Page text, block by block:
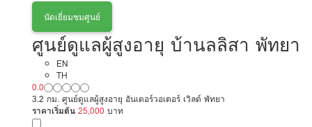
นัดเยี่ยมชมศูนย์
ศูนย์ดูแลผู้สูงอายุ บ้านลลิสา พัทยา
EN
TH
0.0
3.2 กม. ศูนย์ดูแลผู้สูงอายุ อันเดอร์วอเตอร์ เวิลด์ พัทยา
ราคาเริ่มต้น 25,000 บาท